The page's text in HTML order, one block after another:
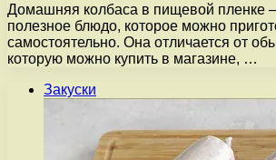
Домашняя колбаса в пищевой пленке
полезное блюдо, которое можно
самостоятельно. Она отличается от
которую можно купить в магазине, …
Закуски